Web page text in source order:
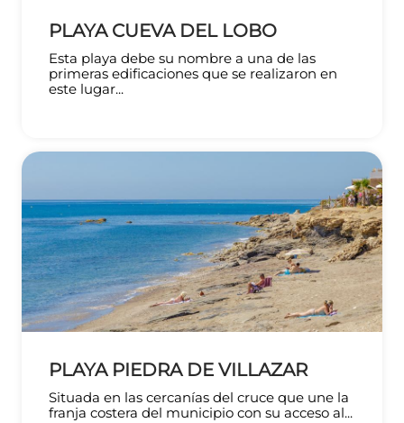
PLAYA CUEVA DEL LOBO
Esta playa debe su nombre a una de las
primeras edificaciones que se realizaron en
este lugar...
PLAYA PIEDRA DE VILLAZAR
Situada en las cercanías del cruce que une la
franja costera del municipio con su acceso al...